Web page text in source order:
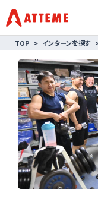
TOP インターンを探す